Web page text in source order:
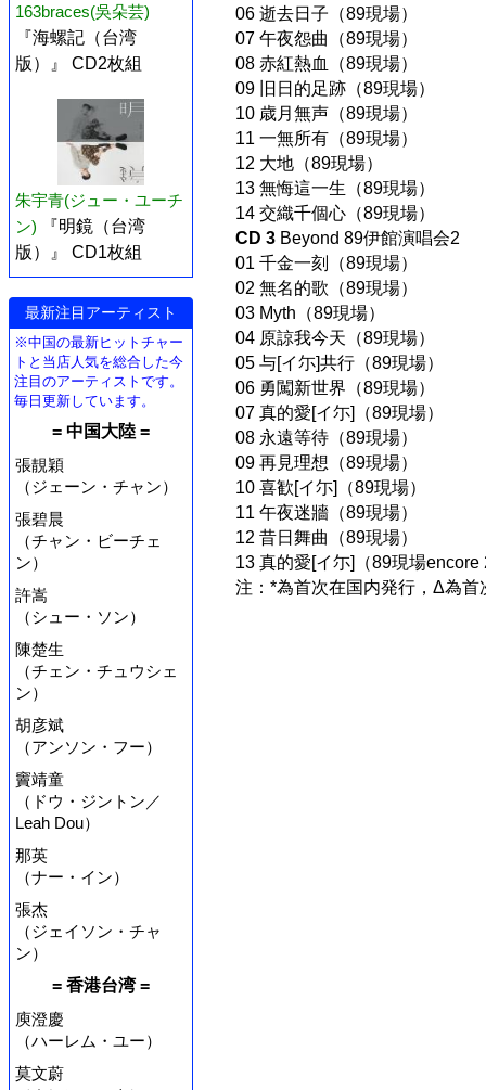
163braces(吳朵芸)
『海螺記（台湾
版）』 CD2枚組
朱宇青(ジュー・ユーチ
ン)
『明鏡（台湾
版）』 CD1枚組
最新注目アーティスト
※中国の最新ヒットチャー
トと当店人気を総合した今
注目のアーティストです。
毎日更新しています。
= 中国大陸 =
張靚穎
（ジェーン・チャン）
張碧晨
（チャン・ビーチェ
ン）
許嵩
（シュー・ソン）
陳楚生
（チェン・チュウシェ
ン）
胡彦斌
（アンソン・フー）
竇靖童
（ドウ・ジントン／
Leah Dou）
那英
（ナー・イン）
張杰
（ジェイソン・チャ
ン）
= 香港台湾 =
庾澄慶
（ハーレム・ユー）
莫文蔚
06 逝去日子（89現場）
07 午夜怨曲（89現場）
08 赤紅熱血（89現場）
09 旧日的足跡（89現場）
10 歳月無声（89現場）
11 一無所有（89現場）
12 大地（89現場）
13 無悔這一生（89現場）
14 交織千個心（89現場）
CD 3 Beyond 89伊館演唱会2
01 千金一刻（89現場）
02 無名的歌（89現場）
03 Myth（89現場）
04 原諒我今天（89現場）
05 与[イ尓]共行（89現場）
06 勇闖新世界（89現場）
07 真的愛[イ尓]（89現場）
08 永遠等待（89現場）
09 再見理想（89現場）
10 喜歓[イ尓]（89現場）
11 午夜迷牆（89現場）
12 昔日舞曲（89現場）
13 真的愛[イ尓]（89現場encore
注：*為首次在国内発行，Δ為首